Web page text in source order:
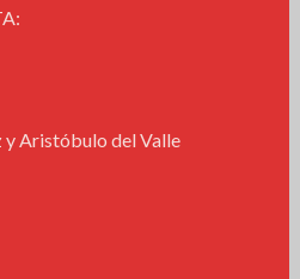
y Aristóbulo del Valle